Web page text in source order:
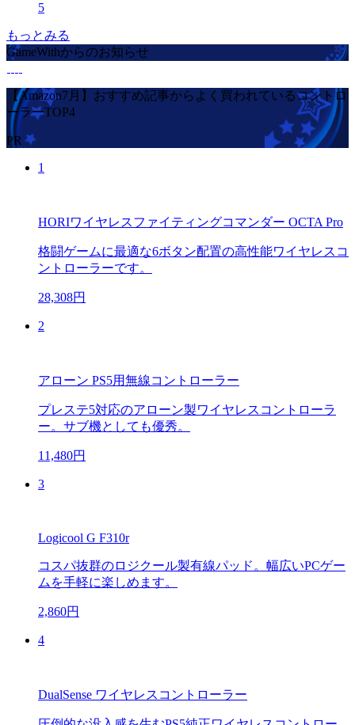
5
もっとみる
GameWithからのお知らせ
【Amazon7月】おすすめ記事からよく買われているコントロ
ーラーTOP4
PR
1
HORIワイヤレスファイティングコマンダー OCTA Pro
格闘ゲームに最適な6ボタン配置の高性能ワイヤレスコ
ントローラーです。
28,308円
2
アローン PS5用無線コントローラー
プレステ5対応のアローン製ワイヤレスコントローラ
ー。サブ機としても優秀。
11,480円
3
Logicool G F310r
コスパ抜群のロジクール製有線パッド。幅広いPCゲー
ムを手軽に楽しめます。
2,860円
4
DualSense ワイヤレスコントローラー